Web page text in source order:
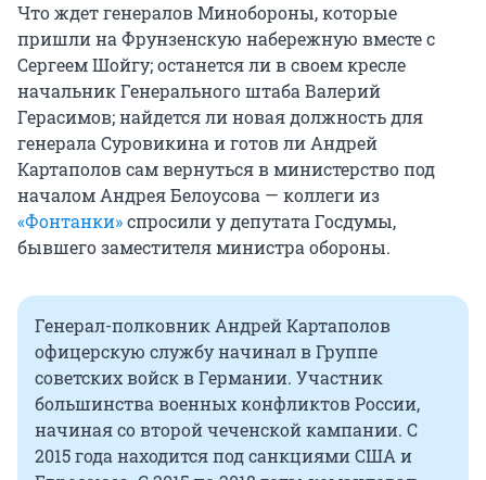
Что ждет генералов Минобороны, которые
пришли на Фрунзенскую набережную вместе с
Сергеем Шойгу; останется ли в своем кресле
начальник Генерального штаба Валерий
Герасимов; найдется ли новая должность для
генерала Суровикина и готов ли Андрей
Картаполов сам вернуться в министерство под
началом Андрея Белоусова — коллеги из
«Фонтанки»спросили у депутата Госдумы,
бывшего заместителя министра обороны.
Генерал-полковник Андрей Картаполов
офицерскую службу начинал в Группе
советских войск в Германии. Участник
большинства военных конфликтов России,
начиная со второй чеченской кампании. С
2015 года находится под санкциями США и